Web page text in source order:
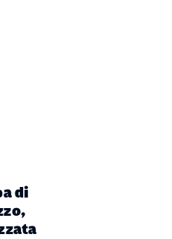
di